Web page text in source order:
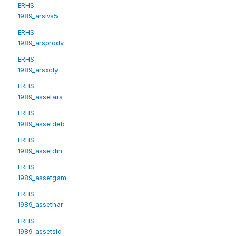
ERHS
1989_arslvs5
ERHS
1989_arsprodv
ERHS
1989_arsxcly
ERHS
1989_assetars
ERHS
1989_assetdeb
ERHS
1989_assetdin
ERHS
1989_assetgam
ERHS
1989_assethar
ERHS
1989_assetsid